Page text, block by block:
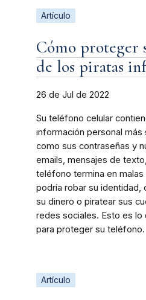
Artículo
Cómo proteger
de los piratas
26 de Jul de 2022
Su teléfono celular
información personal más
como sus contraseñas y
emails, mensajes de
teléfono termina en malas
podría robar su identidad,
su dinero o piratear sus
redes sociales. Esto es lo
para proteger su teléfono.
Artículo